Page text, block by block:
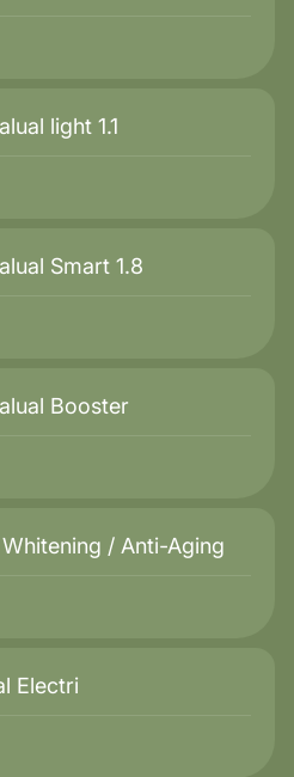
light 1.1
Smart 1.8
Booster
/ Anti-Aging
Electri